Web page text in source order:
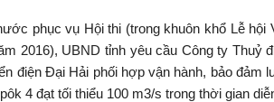
phục vụ Hội thi (trong khuôn khổ Lễ hội
2016), UBND tỉnh yêu cầu Công ty Thuỷ
điện Đại Hải phối hợp vận hành, bảo đảm
4 đạt tối thiểu 100 m3/s trong thời gian